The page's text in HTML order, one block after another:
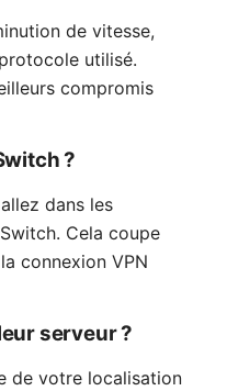
de vitesse,
utilisé.
compromis
?
dans les
Cela coupe
connexion VPN
serveur ?
de votre localisation